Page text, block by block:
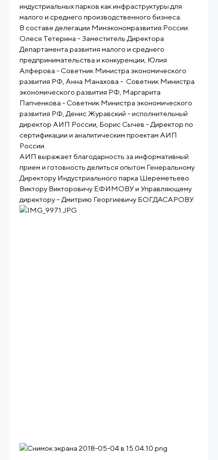
индустриальных парков как инфраструктуры для
малого и среднего производственного бизнеса.
В составе делегации Минэкономразвития России:
Олеся Тетерина - Заместитель Директора
Департамента развития малого и среднего
предпринимательства и конкуренции, Юлия
Алферова - Советник Министра экономического
развития РФ, Анна Манахова - Советник Министра
экономического развития РФ, Маргарита
Папченкова - Советник Министра экономического
развития РФ, Денис Журавский - исполнительный
директор АИП России, Борис Сычев - Директор по
сертификации и аналитическим проектам АИП
России.
АИП выражает благодарность за информативный
прием и готовность делиться опытом Генеральному
Директору Индустриального парка Шереметьево
Виктору Викторовичу ЕФИМОВУ и Управляющему
директору – Дмитрию Георгиевичу БОГДАСАРОВУ.